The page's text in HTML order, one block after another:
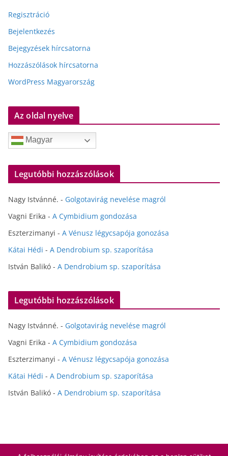
Regisztráció
Bejelentkezés
Bejegyzések hírcsatorna
Hozzászólások hírcsatorna
WordPress Magyarország
Az oldal nyelve
Magyar
Legutóbbi hozzászólások
Nagy Istvánné. - Golgotavirág nevelése magról
Vagni Erika - A Cymbidium gondozása
Eszterzimanyi - A Vénusz légycsapója gonozása
Kátai Hédi - A Dendrobium sp. szaporítása
István Balikó - A Dendrobium sp. szaporítása
Legutóbbi hozzászólások
Nagy Istvánné. - Golgotavirág nevelése magról
Vagni Erika - A Cymbidium gondozása
Eszterzimanyi - A Vénusz légycsapója gonozása
Kátai Hédi - A Dendrobium sp. szaporítása
István Balikó - A Dendrobium sp. szaporítása